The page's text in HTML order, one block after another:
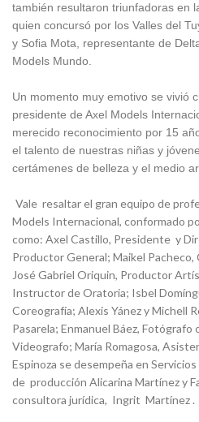
también resultaron triunfadoras en
quien concursó por los Valles del
y Sofia Mota, representante de
Models Mundo.
Un momento muy emotivo se vivió
presidente de Axel Models
merecido reconocimiento por 15
el talento de nuestras niñas y
certámenes de belleza y el medio
Vale resaltar el gran equipo de
Models Internacional, conformado
como: Axel Castillo, Presidente y
Productor General; Maikel
José Gabriel Oriquin, Productor
Instructor de Oratoria; Isbel
Coreografía; Alexis Yánez y Michell
Pasarela; Enmanuel Báez, Fotógrafo
Videografo; María Romagosa,
Espinoza se desempeña en
de producción Alicarina Martínez y
consultora jurídica, Ingrit Martínez .